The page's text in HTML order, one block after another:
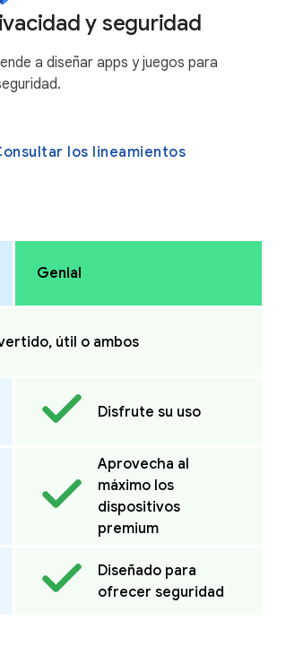
y seguridad
a diseñar apps y juegos para
los lineamientos
Genial
útil o ambos
Disfrute su uso
Aprovecha al
máximo los
dispositivos
premium
Diseñado para
ofrecer seguridad